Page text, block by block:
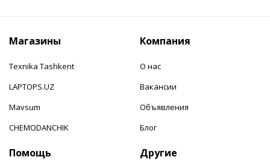
Магазины
Texnika Tashkent
LAPTOPS.UZ
Mavsum
CHEMODANCHIK
Компания
О нас
Вакансии
Объявления
Блог
Помощь Другие